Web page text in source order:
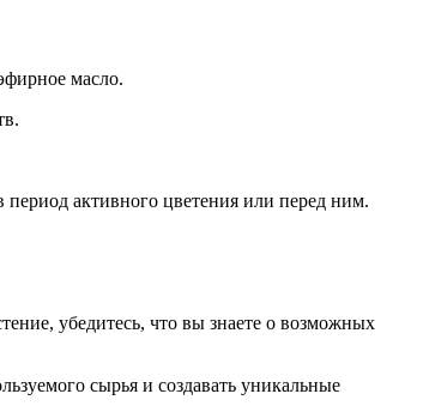
масло.
период активного цветения или перед ним.
убедитесь, что вы знаете о возможных
сырья и создавать уникальные